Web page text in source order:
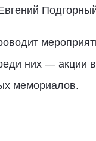
них — акции
мемориалов.